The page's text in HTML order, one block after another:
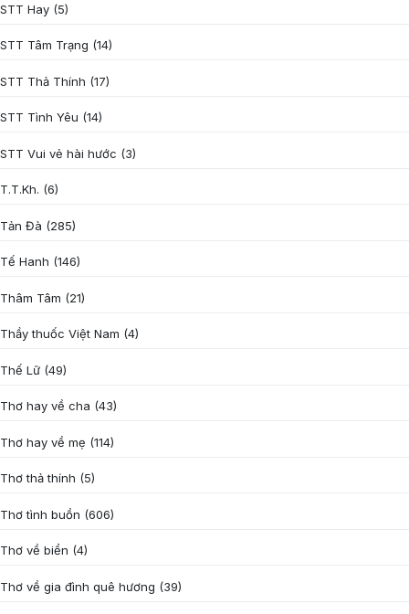
STT Hay (5)
STT Tâm Trạng (14)
STT Thả Thính (17)
STT Tình Yêu (14)
STT Vui vẻ hài hước (3)
T.T.Kh. (6)
Tản Đà (285)
Tế Hanh (146)
Thâm Tâm (21)
Thầy thuốc Việt Nam (4)
Thế Lữ (49)
Thơ hay về cha (43)
Thơ hay về mẹ (114)
Thơ thả thính (5)
Thơ tình buồn (606)
Thơ về biển (4)
Thơ về gia đình quê hương (39)